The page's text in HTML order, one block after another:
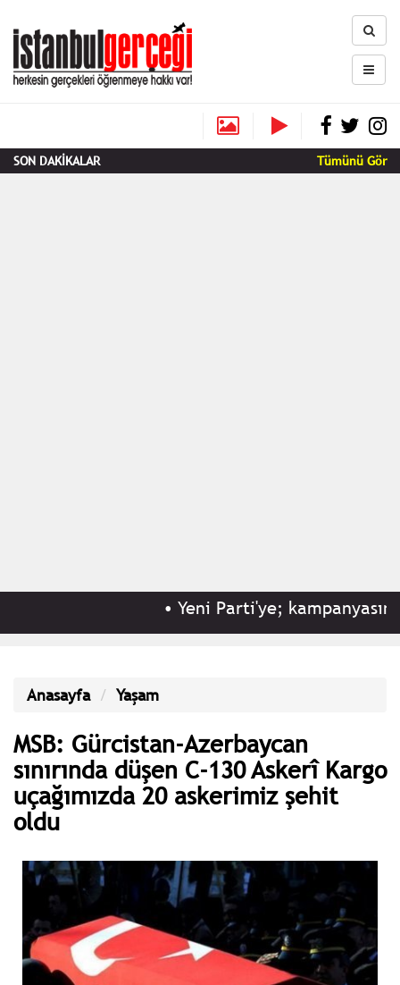
SON DAKİKALAR Tümünü Gör
Yeni Parti'ye; kampanyasının 8.
Anasayfa Yaşam
MSB: Gürcistan-Azerbaycan
sınırında düşen C-130 Askerî Kargo
uçağımızda 20 askerimiz şehit
oldu